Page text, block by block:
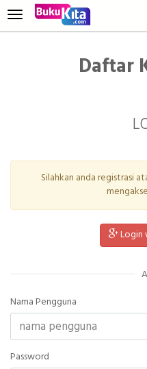
Daftar
Silahkan anda registrasi
Login
Nama Pengguna
Password